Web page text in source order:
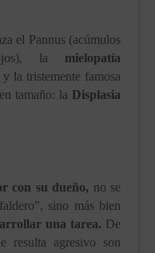
el Pannus (acúmulos
la mielopatía
la tristemente famosa
tamaño: la Displasia
con su dueño, no se
sino más bien
una tarea. De
resulta agresivo son